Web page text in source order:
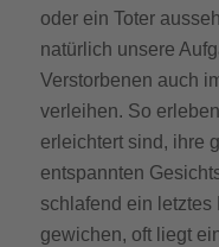
oder ein Toter
natürlich unsere
Verstorbenen auch
verleihen. So
erleichtert sind, ihre
entspannten
schlafend ein letztes
gewichen, oft liegt